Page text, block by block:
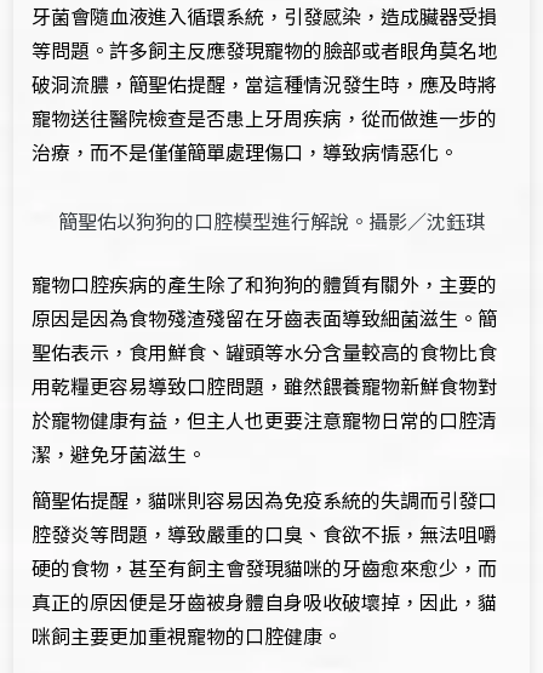
牙菌會隨血液進入循環系統，引發感染，造成臟器受損
等問題。許多飼主反應發現寵物的臉部或者眼角莫名地
破洞流膿，簡聖佑提醒，當這種情況發生時，應及時將
寵物送往醫院檢查是否患上牙周疾病，從而做進一步的
治療，而不是僅僅簡單處理傷口，導致病情惡化。
簡聖佑以狗狗的口腔模型進行解說。攝影／沈鈺琪
寵物口腔疾病的產生除了和狗狗的體質有關外，主要的
原因是因為食物殘渣殘留在牙齒表面導致細菌滋生。簡
聖佑表示，食用鮮食、罐頭等水分含量較高的食物比食
用乾糧更容易導致口腔問題，雖然餵養寵物新鮮食物對
於寵物健康有益，但主人也更要注意寵物日常的口腔清
潔，避免牙菌滋生。
簡聖佑提醒，貓咪則容易因為免疫系統的失調而引發口
腔發炎等問題，導致嚴重的口臭、食欲不振，無法咀嚼
硬的食物，甚至有飼主會發現貓咪的牙齒愈來愈少，而
真正的原因便是牙齒被身體自身吸收破壞掉，因此，貓
咪飼主要更加重視寵物的口腔健康。